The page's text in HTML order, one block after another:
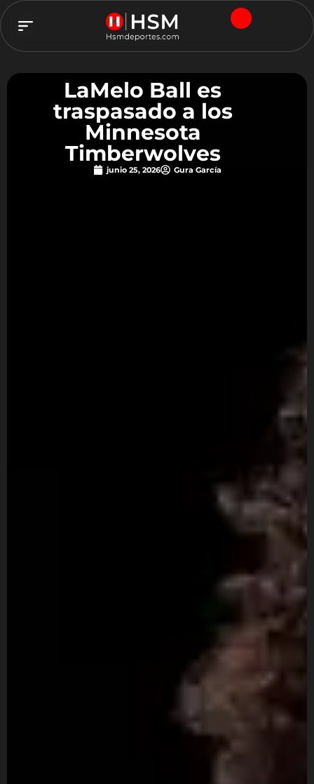
LaMelo Ball es
traspasado a los
Minnesota
Timberwolves
junio 25, 2026 Gura García